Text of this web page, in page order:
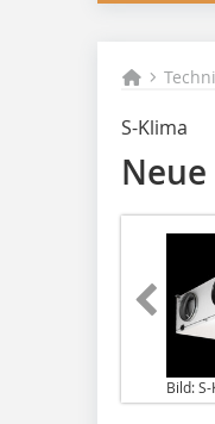
S-Klima
Bild: